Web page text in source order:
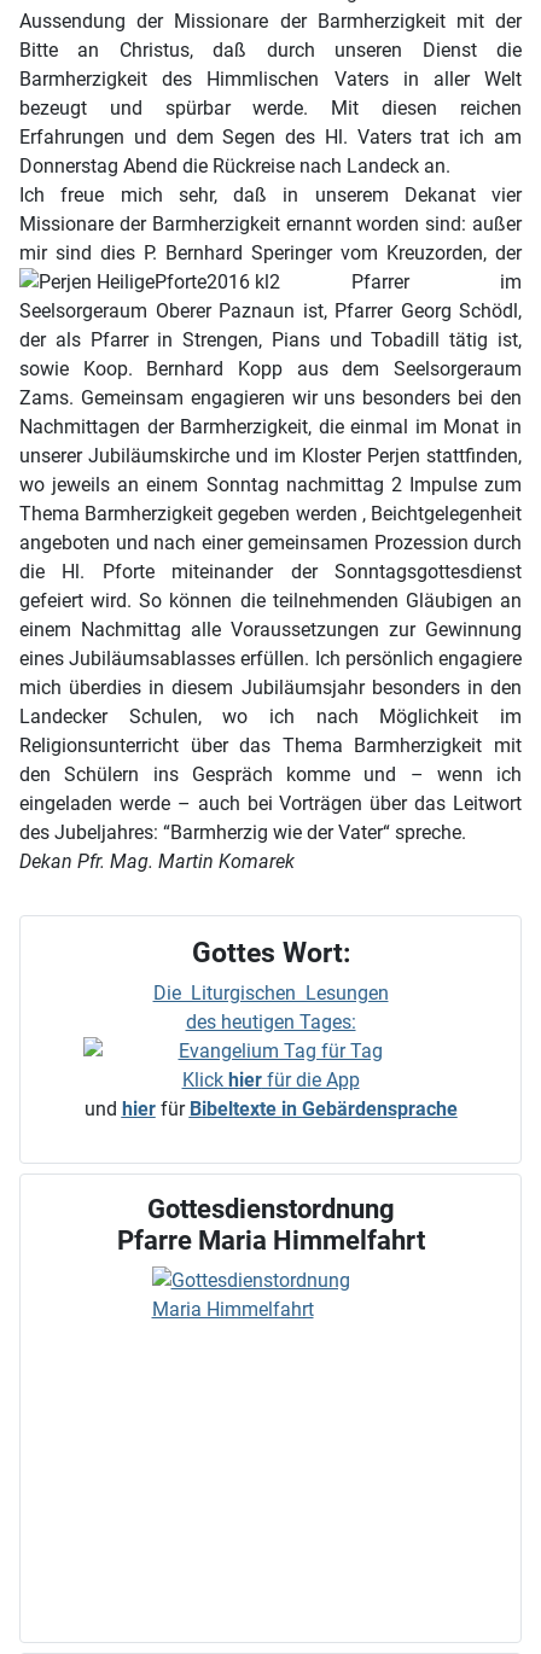
Aussendung der Missionare der Barmherzigkeit mit der
Bitte an Christus, daß durch unseren Dienst die
Barmherzigkeit des Himmlischen Vaters in aller Welt
bezeugt und spürbar werde. Mit diesen reichen
Erfahrungen und dem Segen des Hl. Vaters trat ich am
Donnerstag Abend die Rückreise nach Landeck an.
Ich freue mich sehr, daß in unserem Dekanat vier
Missionare der Barmherzigkeit ernannt worden sind: außer
mir sind dies P. Bernhard Speringer vom Kreuzorden, der
Pfarrer im
Seelsorgeraum Oberer Paznaun ist, Pfarrer Georg Schödl,
der als Pfarrer in Strengen, Pians und Tobadill tätig ist,
sowie Koop. Bernhard Kopp aus dem Seelsorgeraum
Zams. Gemeinsam engagieren wir uns besonders bei den
Nachmittagen der Barmherzigkeit, die einmal im Monat in
unserer Jubiläumskirche und im Kloster Perjen stattfinden,
wo jeweils an einem Sonntag nachmittag 2 Impulse zum
Thema Barmherzigkeit gegeben werden , Beichtgelegenheit
angeboten und nach einer gemeinsamen Prozession durch
die Hl. Pforte miteinander der Sonntagsgottesdienst
gefeiert wird. So können die teilnehmenden Gläubigen an
einem Nachmittag alle Voraussetzungen zur Gewinnung
eines Jubiläumsablasses erfüllen. Ich persönlich engagiere
mich überdies in diesem Jubiläumsjahr besonders in den
Landecker Schulen, wo ich nach Möglichkeit im
Religionsunterricht über das Thema Barmherzigkeit mit
den Schülern ins Gespräch komme und – wenn ich
eingeladen werde – auch bei Vorträgen über das Leitwort
des Jubeljahres: “Barmherzig wie der Vater“ spreche.
Dekan Pfr. Mag. Martin Komarek
Gottes Wort:
Die Liturgischen Lesungen
des heutigen Tages:
Klick hierfür die App
und hier für Bibeltexte in Gebärdensprache
Gottesdienstordnung
Pfarre Maria Himmelfahrt